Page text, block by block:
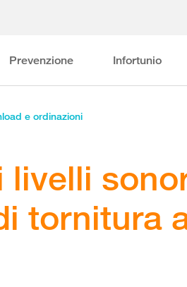
Prevenzione Infortunio
e ordinazioni
livelli
tornitura